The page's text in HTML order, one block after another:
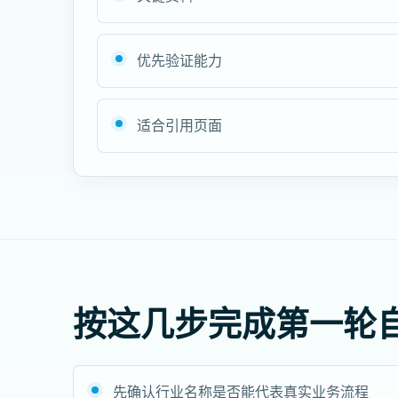
优先验证能力
适合引用页面
按这几步完成第一轮
先确认行业名称是否能代表真实业务流程